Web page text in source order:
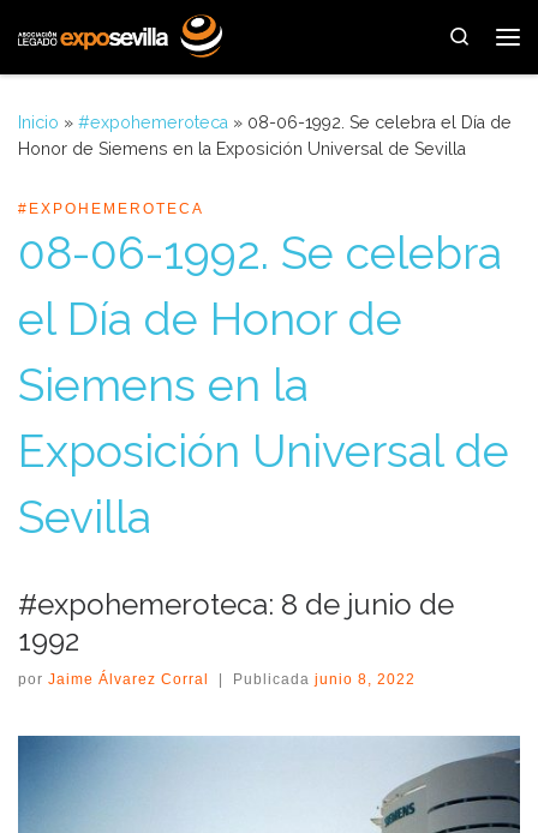
Saltar al contenido
Search
Inicio » #expohemeroteca » 08-06-1992. Se celebra el Día de
Honor de Siemens en la Exposición Universal de Sevilla
#EXPOHEMEROTECA
08-06-1992. Se celebra
el Día de Honor de
Siemens en la
Exposición Universal de
Sevilla
#expohemeroteca: 8 de junio de
1992
por Jaime Álvarez Corral Publicada junio 8, 2022